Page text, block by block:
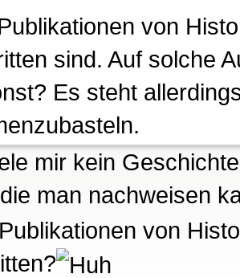
von
sind. Auf solche
Es steht
mir kein
man nachweisen
von